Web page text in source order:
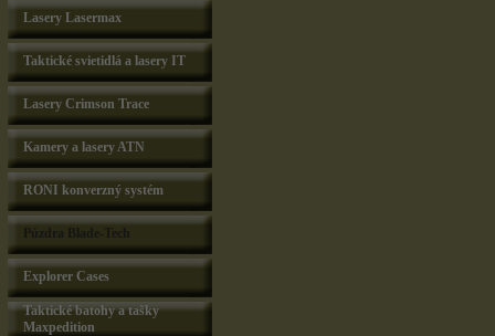
Lasery Lasermax
Taktické svietidlá a lasery IT
Lasery Crimson Trace
Kamery a lasery ATN
RONI konverzný systém
Explorer Cases
Taktické batohy a tašky
Maxpedition